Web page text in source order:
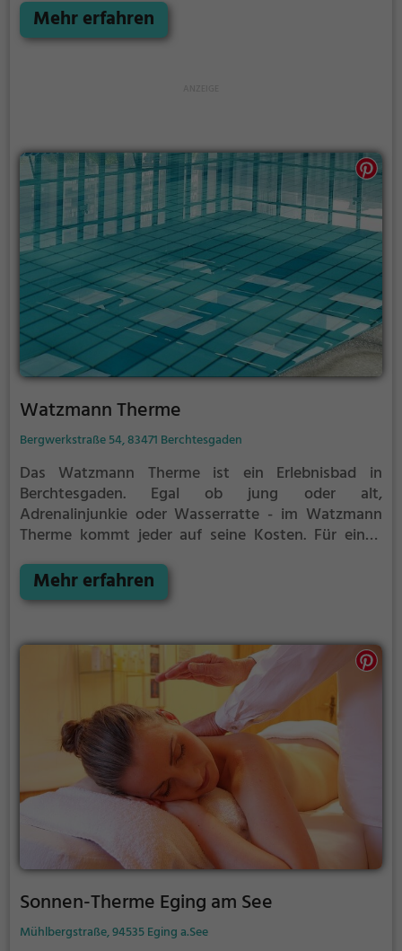
angenehmer Beleuchtung erholen und deine Akkus
wieder aufladen. Besonders gut: das Thermalwasser
Mehr erfahren
Watzmann Therme
Bergwerkstraße 54, 83471 Berchtesgaden
Das Watzmann Therme ist ein Erlebnisbad in
Berchtesgaden. Egal ob jung oder alt,
Adrenalinjunkie oder Wasserratte - im Watzmann
Therme kommt jeder auf seine Kosten. Für einen
einfach mit Freunden ist das Watzmann Therme
genau die richtige Adresse.
Mehr erfahren
Sonnen-Therme Eging am See
Mühlbergstraße, 94535 Eging a.See